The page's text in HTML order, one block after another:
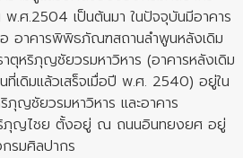
.ศ.2504 เป็นต้นมา ในปัจจุบันมีอาคาร
าคารพิพิธภัณฑสถานลำพูนหลังเดิม
ตุหริภุญชัยวรมหาวิหาร (อาคารหลังเดิม
ที่เดิมแล้วเสร็จเมื่อปี พ.ศ. 2540) อยู่ใน
ญชัยวรมหาวิหาร และอาคาร
ภุญไชย ตั้งอยู่ ณ ถนนอินทยงยศ อยู่
รมศิลปากร